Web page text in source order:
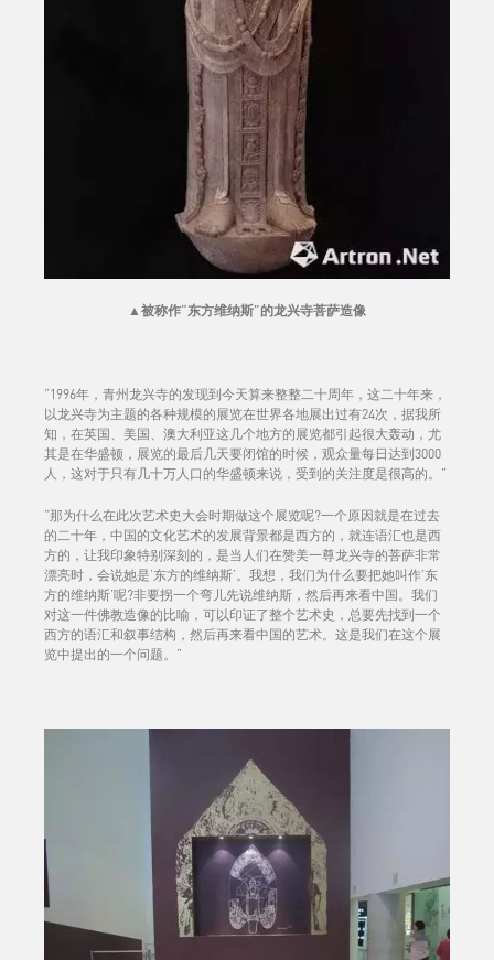
▲被称作“东方维纳斯”的龙兴寺菩萨造像
“1996年，青州龙兴寺的发现到今天算来整整二十周年，这二十年来，
以龙兴寺为主题的各种规模的展览在世界各地展出过有24次，据我所
知，在英国、美国、澳大利亚这几个地方的展览都引起很大轰动，尤
其是在华盛顿，展览的最后几天要闭馆的时候，观众量每日达到3000
人，这对于只有几十万人口的华盛顿来说，受到的关注度是很高的。”
“那为什么在此次艺术史大会时期做这个展览呢?一个原因就是在过去
的二十年，中国的文化艺术的发展背景都是西方的，就连语汇也是西
方的，让我印象特别深刻的，是当人们在赞美一尊龙兴寺的菩萨非常
漂亮时，会说她是‘东方的维纳斯’。我想，我们为什么要把她叫作‘东
方的维纳斯’呢?非要拐一个弯儿先说维纳斯，然后再来看中国。我们
对这一件佛教造像的比喻，可以印证了整个艺术史，总要先找到一个
西方的语汇和叙事结构，然后再来看中国的艺术。这是我们在这个展
览中提出的一个问题。”